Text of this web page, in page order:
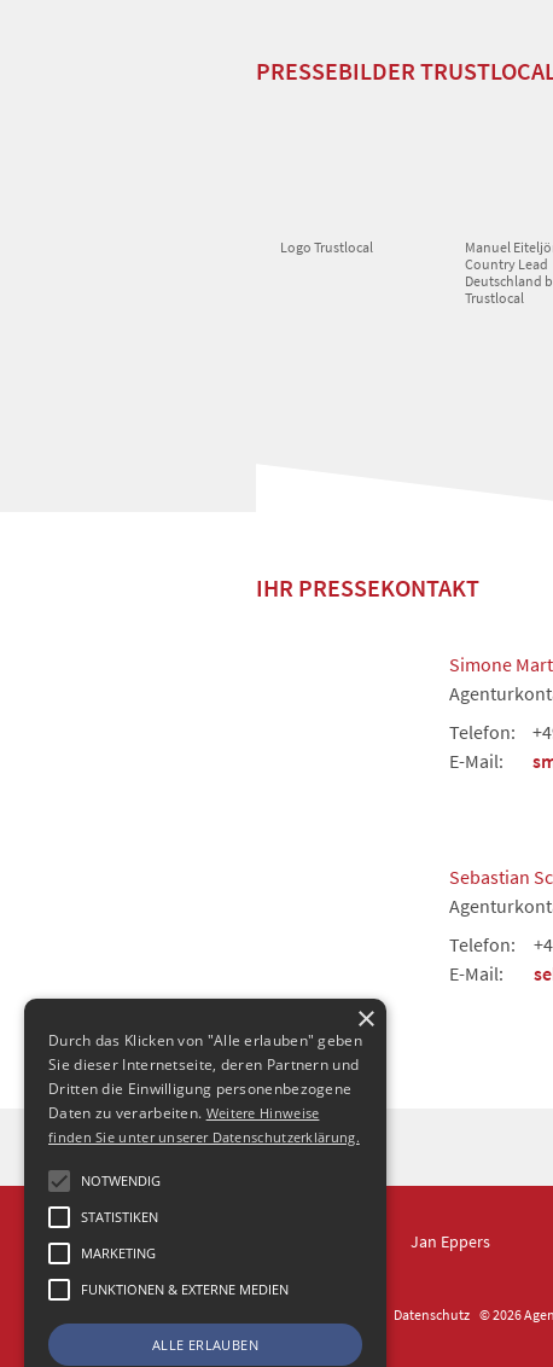
PRESSEBILDER
Logo Trustlocal
Manuel
Country Lead
Deutschland
Trustlocal
IHR PRESSEKONTAKT
Simone
Telefon:
E-Mail:
Sebastian
Telefon:
E-Mail:
Jan Eppers
Datenschutz © 2026
×
Durch das Klicken von "Alle erlauben" geben
Sie dieser Internetseite, deren Partnern und
Dritten die Einwilligung personenbezogene
Daten zu verarbeiten. Weitere Hinweise
finden Sie unter unserer Datenschutzerklärung.
NOTWENDIG
STATISTIKEN
MARKETING
FUNKTIONEN & EXTERNE MEDIEN
ALLE ERLAUBEN